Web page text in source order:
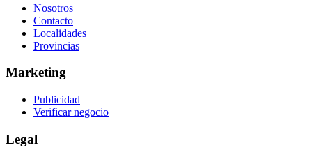
Nosotros
Contacto
Localidades
Provincias
Marketing
Publicidad
Verificar negocio
Legal